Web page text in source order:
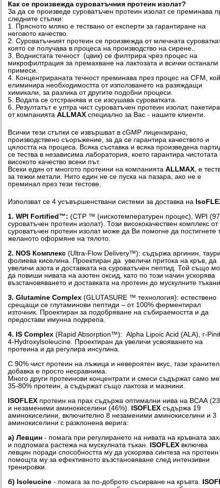
Как се произвежда суроватъчния протеин изолат?
За да се произведе суроватъчен протеин изолат се преминава
следните стъпки:
1. Прясното мляко е тествано от експерти за гарантиране на
неговото качество.
2. Суроватъчният протеин се произвежда от млечната
която се получава в процеса на производство на сирене..
3. Воднистата течност (цвик) се филтрира чрез процес на
микрофилтрация за премахване на лактозата и всички останали
примеси.
4. Концентрираната течност преминава през процес на CFM,
елиминира необходимостта от използването на разяждащи
химикали, за разлика от другите подобни процеси.
5. Водата се отстранява и се изсушава суроватката.
6. Резултатът е ултра чист суроватъчен протеин изолат,
от компанията ALLMAX специално за Вас - нашите клиенти.
Всички тези стъпки се извършват в cGMP лицензирано,
производствено съоръжение, за да се гарантира качеството и
цялостта на процеса. Всяка съставка и всяка произведена
се тества в независима лаборатория, което гарантира чистотата
високото качество всеки път.
Всеки един от многото протеини на компанията ALLMAX, е
за тежки метали. Нито един не се пуска на пазара, ако не е
преминал през тези тестове.
Използват се 4 усъвършенствани системи за доставка на
1. WPI Fortified™: (CTP ™ (нискотемпературен процес), WPI
суроватъчен протеин изолат). Този висококачествен комплекс от
суроватъчен протеин изолат може да Ви помогне да постигнете
желаното оформяне на тялото.
2. NOS Комплекс (Ultra-Flow Delivery™): съдържа аргинин,
фолиева киселина. Проектиран да увеличи притока на кръв, да
увеличи азота и доставката на суроватъчен пептид. Той също
да повиши нивата на азотен оксид, като по този начин ускорява
възстановяването и доставката на протеин до мускулните
3. Glutamine Complex (GLUTASURE ™ технология): естествено
срещащи се глутаминови пептиди – от 100% ферментирал
източник. Проектиран за подобряване на събираемостта и да
предостави имунна подкрепа.
4. IS Complex (Rapid Absorption™): Alpha Lipoic Acid (ALA), г-
4-Hydroxylsoleucine. Проектиран да увеличи усвояването на
протеина и да регулира инсулина.
С 90% чист протеин на лъжица и невероятен вкус, тази
добавка е просто несравнима.
Много други протеинови концентрати и смеси съдържат само
35-80% протеин, а съдържат също лактоза и мазнини.
ISOFLEX протеин на прах съдържа оптимални нива на ВСАА
и незаменими аминокиселини (46%). ISOFLEX съдържа 19
аминокиселини, включително 8 незаменими аминокиселини и 3
аминокиселини с разклонена верига:
а) Левцин - помага при регулирането на нивата на кръвната
и подпомага растежа на мускулната тъкан. ISOFLEX включва
левцин поради способността му да ускорява синтеза на протеин
помощта му за ефективното възстановяване след интензивни
тренировки.
б) Isoleucine - помага за по-доброто съсирване на кръвта.